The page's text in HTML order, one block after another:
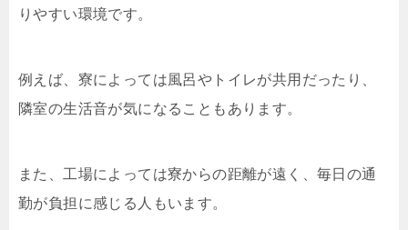
りやすい環境です。
例えば、寮によっては風呂やトイレが共用だったり、
隣室の生活音が気になることもあります。
また、工場によっては寮からの距離が遠く、毎日の通
勤が負担に感じる人もいます。